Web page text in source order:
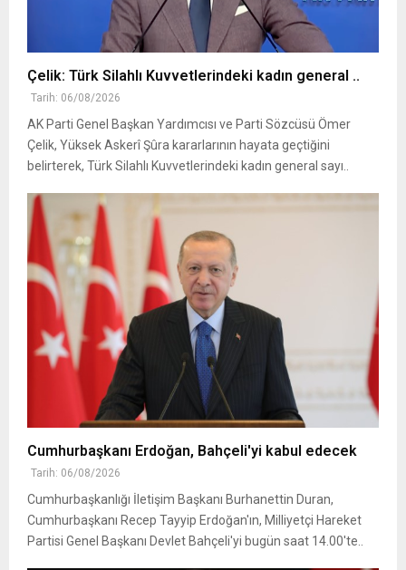
Çelik: Türk Silahlı Kuvvetlerindeki kadın general ..
Tarih: 06/08/2026
AK Parti Genel Başkan Yardımcısı ve Parti Sözcüsü Ömer
Çelik, Yüksek Askerî Şûra kararlarının hayata geçtiğini
belirterek, Türk Silahlı Kuvvetlerindeki kadın general sayı..
Cumhurbaşkanı Erdoğan, Bahçeli'yi kabul edecek
Tarih: 06/08/2026
Cumhurbaşkanlığı İletişim Başkanı Burhanettin Duran,
Cumhurbaşkanı Recep Tayyip Erdoğan'ın, Milliyetçi Hareket
Partisi Genel Başkanı Devlet Bahçeli'yi bugün saat 14.00'te..